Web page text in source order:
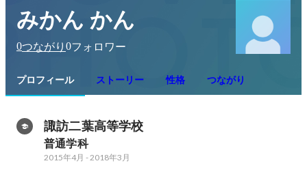
みかん かん
0つながり 0フォロワー
プロフィール ストーリー 性格 つながり
諏訪二葉高等学校
普通学科
2015年4月 -2018年3月